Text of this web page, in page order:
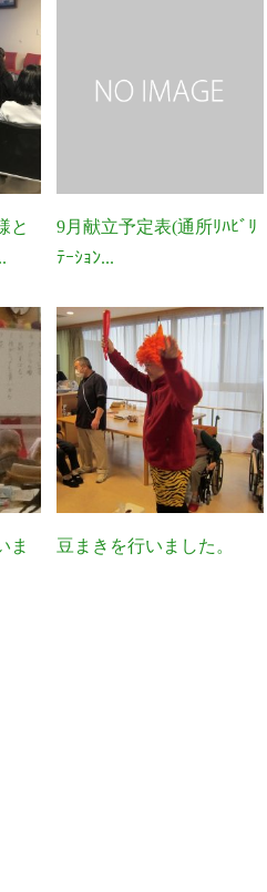
と
9月献立予定表(通所ﾘﾊﾋﾞﾘ
ﾃｰｼｮﾝ...
ま 豆まきを行いました。